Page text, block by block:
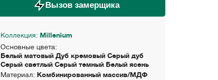
Вызов замерщика
Коллекция: Millenium
Основные цвета:
Белый матовый Дуб кремовый Серый дуб
Серый светлый Серый темный Белый ясень
Материал: Комбинированный массив/МДФ